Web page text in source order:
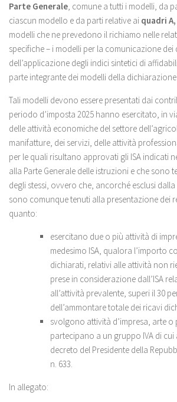
Parte Generale, comune a tutti i modelli, da
ciascun modello e da parti relative ai quadri A,
modelli che ne prevedono il richiamo nelle
specifiche – i modelli per la comunicazione
dell’applicazione degli indici sintetici di
parte integrante dei modelli della
Tali modelli devono essere presentati dai
periodo d’imposta 2025 hanno esercitato, in
delle attività economiche del settore
manifatture, dei servizi, delle attività
per le quali risultano approvati gli ISA indicati
alla Parte Generale delle istruzioni e che sono
degli stessi, ovvero che, ancorché esclusi
sono comunque tenuti alla presentazione dei
quanto:
esercitano due o più attività di
medesimo ISA, qualora l’importo
dichiarati, relativi alle attività non
prese in considerazione dall’ISA
all’attività prevalente, superi il 30
dell’ammontare totale dei ricavi
svolgono attività d’impresa, arte o
partecipano a un gruppo IVA di cui
decreto del Presidente della
n. 633.
In allegato: